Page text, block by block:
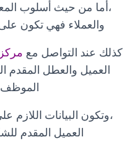
،أما من حيث أسلوب
والعملاء فهي تكون
كذلك عند التواصل مع
العميل والعطل
الموظف
،وتكون البيانات
العميل المقدم